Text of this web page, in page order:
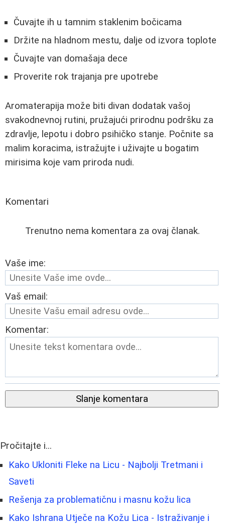
Čuvajte ih u tamnim staklenim bočicama
Držite na hladnom mestu, dalje od izvora toplote
Čuvajte van domašaja dece
Proverite rok trajanja pre upotrebe
Aromaterapija može biti divan dodatak vašoj
svakodnevnoj rutini, pružajući prirodnu podršku za
zdravlje, lepotu i dobro psihičko stanje. Počnite sa
malim koracima, istražujte i uživajte u bogatim
mirisima koje vam priroda nudi.
Komentari
Trenutno nema komentara za ovaj članak.
Vaše ime:
Vaš email:
Komentar:
Slanje komentara
Pročitajte i...
Kako Ukloniti Fleke na Licu - Najbolji Tretmani i
Saveti
Rešenja za problematičnu i masnu kožu lica
Kako Ishrana Utječe na Kožu Lica - Istraživanje i